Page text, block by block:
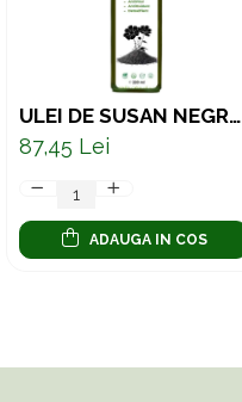
ULEI DE SUSAN NEGRU
100% NATURAL
PRESAT LA RECE 250
87,45 Lei
ADAUGA IN COS